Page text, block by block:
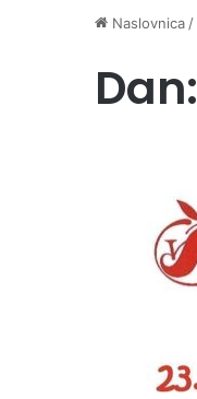
Naslovnica /
Dan: